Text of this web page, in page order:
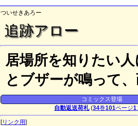
ついせきあろー
追跡アロー
居場所を知りたい
とブザーが鳴って
コミックス登場
自動返送荷札(34巻101ページ1
[リンク用]